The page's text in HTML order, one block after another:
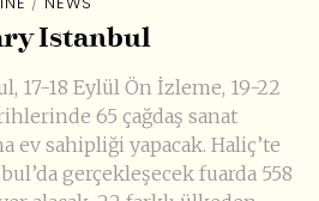
Istanbul
17-18 Eylül Ön İzleme, 19-22
65 çağdaş sanat
ev sahipliği yapacak. Haliç’te
gerçekleşecek fuarda 558